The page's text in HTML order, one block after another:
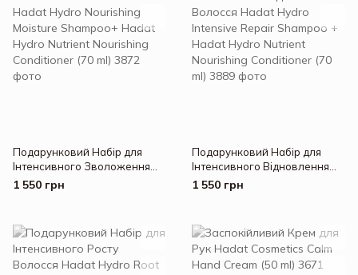
Подарунковий Набір для
Інтенсивного Зволоження
Hadat Hydro Nourishing
Moisture Shampoo+ Hadat
Conditioner (70 ml)
1 550 грн
Подарунковий Набір для
Інтенсивного Відновлення
Волосся Hadat Hydro
Intensive Repair Shampoo +
Nourishing Conditioner (70 ml)
1 550 грн